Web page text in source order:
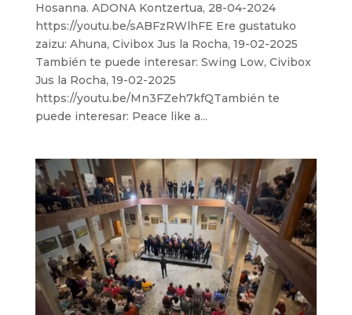
Hosanna. ADONA Kontzertua, 28-04-2024
https://youtu.be/sABFzRWlhFE Ere gustatuko
zaizu: Ahuna, Civibox Jus la Rocha, 19-02-2025
También te puede interesar: Swing Low, Civibox
Jus la Rocha, 19-02-2025
https://youtu.be/Mn3FZeh7kfQTambién te
puede interesar: Peace like a...